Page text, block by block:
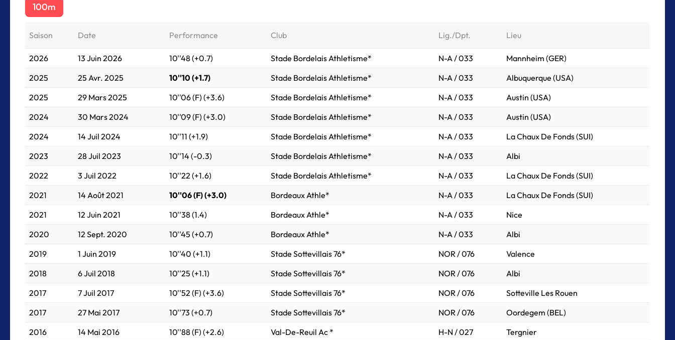
100m
Saison Date Performance Club Lig./Dpt. Lieu
2026 13 Juin 2026 10''48 (+0.7) Stade Bordelais Athletisme* N-A / 033
Mannheim (GER)
2025
25 Avr. 2025 10''10 (+1.7) Stade Bordelais Athletisme* N-A / 033
Albuquerque (USA)
2025
29 Mars 2025 10''06 (F) (+3.6) Stade Bordelais Athletisme* N-A / 033
Austin (USA)
2024
30 Mars 2024 10''09 (F) (+3.0) Stade Bordelais Athletisme* N-A / 033
Austin (USA)
2024
14 Juil 2024 10''11 (+1.9) Stade Bordelais Athletisme* N-A / 033
La Chaux De Fonds (SUI)
2023
28 Juil 2023 10''14 (-0.3) Stade Bordelais Athletisme* N-A / 033
Albi
2022
3 Juil 2022 10''22 (+1.6) Stade Bordelais Athletisme* N-A / 033
La Chaux De Fonds (SUI)
2021
14 Août 2021 10''06 (F) (+3.0) Bordeaux Athle* N-A / 033
La Chaux De Fonds (SUI)
2021
12 Juin 2021 10''38 (1.4) Bordeaux Athle* N-A / 033
Nice
2020
12 Sept. 2020 10''45 (+0.7) Bordeaux Athle* N-A / 033
Albi
2019
1 Juin 2019 10''40 (+1.1) Stade Sottevillais 76* NOR / 076
Valence
2018
6 Juil 2018 10''25 (+1.1) Stade Sottevillais 76* NOR / 076
Albi
2017
7 Juil 2017 10''52 (F) (+3.6) Stade Sottevillais 76* NOR / 076
Sotteville Les Rouen
2017
27 Mai 2017 10''73 (+0.7) Stade Sottevillais 76* NOR / 076
Oordegem (BEL)
2016
14 Mai 2016 10''88 (F) (+2.6) Val-De-Reuil Ac * H-N / 027
Tergnier